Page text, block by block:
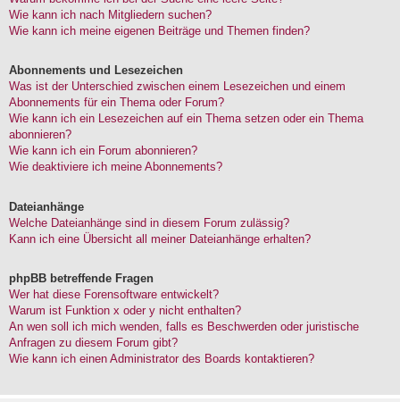
Wie kann ich nach Mitgliedern suchen?
Wie kann ich meine eigenen Beiträge und Themen finden?
Abonnements und Lesezeichen
Was ist der Unterschied zwischen einem Lesezeichen und einem
Abonnements für ein Thema oder Forum?
Wie kann ich ein Lesezeichen auf ein Thema setzen oder ein Thema
abonnieren?
Wie kann ich ein Forum abonnieren?
Wie deaktiviere ich meine Abonnements?
Dateianhänge
Welche Dateianhänge sind in diesem Forum zulässig?
Kann ich eine Übersicht all meiner Dateianhänge erhalten?
phpBB betreffende Fragen
Wer hat diese Forensoftware entwickelt?
Warum ist Funktion x oder y nicht enthalten?
An wen soll ich mich wenden, falls es Beschwerden oder juristische
Anfragen zu diesem Forum gibt?
Wie kann ich einen Administrator des Boards kontaktieren?